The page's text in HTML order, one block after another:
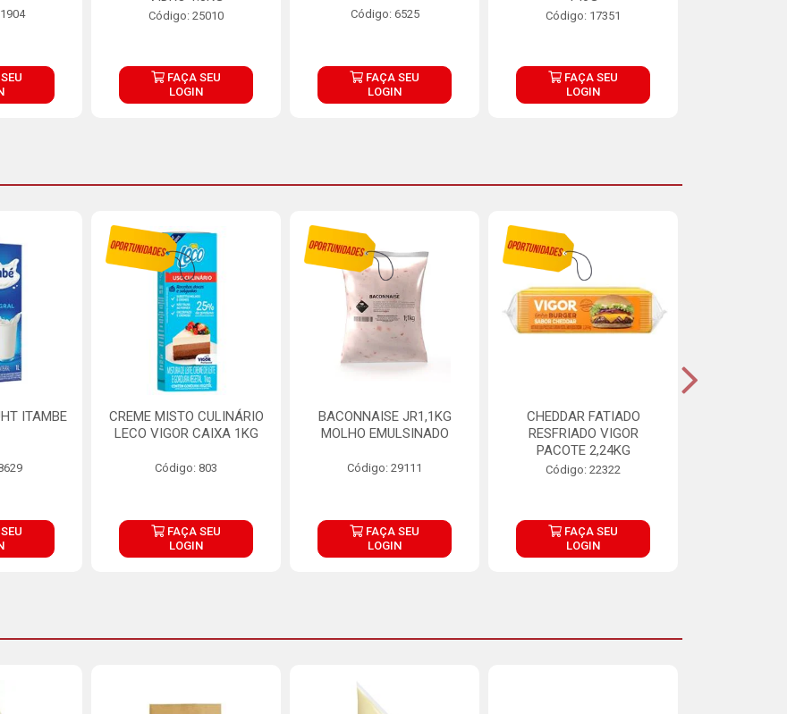
Código: 25010
FAÇA SEU
LOGIN
Código: 6525
FAÇA SEU
LOGIN
Código: 17351
FAÇA SEU
LOGIN
ITAMBE
CREME MISTO CULINÁRIO
LECO VIGOR CAIXA 1KG
Código: 803
FAÇA SEU
LOGIN
BACONNAISE JR1,1KG
MOLHO EMULSINADO
Código: 29111
FAÇA SEU
LOGIN
CHEDDAR FATIADO
RESFRIADO VIGOR
PACOTE 2,24KG
Código: 22322
FAÇA SEU
LOGIN